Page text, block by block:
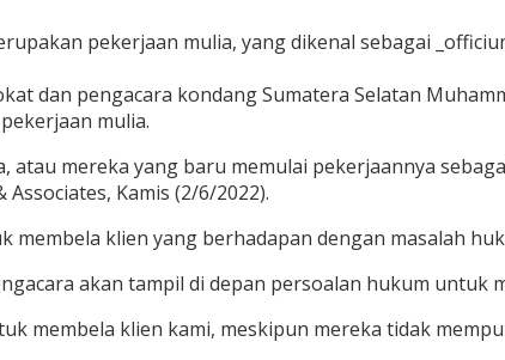
pekerjaan mulia, yang dikenal sebagai
dan pengacara kondang Sumatera Selatan
mulia.
atau mereka yang baru memulai pekerjaannya
Kamis (2/6/2022).
klien yang berhadapan dengan masalah
akan tampil di depan persoalan hukum untuk
membela klien kami, meskipun mereka tidak